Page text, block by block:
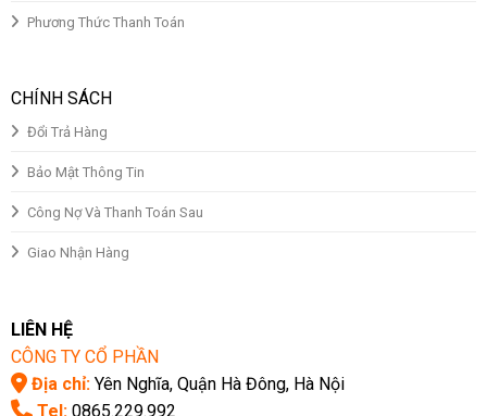
Phương Thức Thanh Toán
CHÍNH SÁCH
Đổi Trả Hàng
Bảo Mật Thông Tin
Công Nợ Và Thanh Toán Sau
Giao Nhận Hàng
LIÊN HỆ
CÔNG TY CỔ PHẦN
Địa chỉ:Yên Nghĩa, Quận Hà Đông, Hà Nội
Tel:0865.229.992